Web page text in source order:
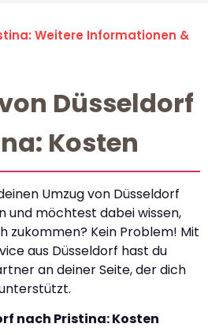
Weitere Informationen &
Düsseldorf
Kosten
Umzug von Düsseldorf
und möchtest dabei wissen,
zukommen? Kein Problem! Mit
aus Düsseldorf hast du
an deiner Seite, der dich
nach Pristina: Kosten